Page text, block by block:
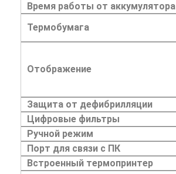
Время работы от аккумулятора
Термобумага
Отображение
Защита от дефибрилляции
Цифровые фильтры
Ручной режим
Порт для связи с ПК
Встроенный термопринтер